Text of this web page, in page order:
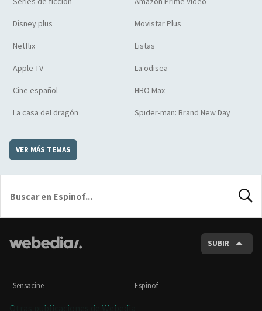
Disney plus Movistar Plus
Netflix Listas
Apple TV La odisea
Cine español HBO Max
La casa del dragón Spider-man: Brand New Day
VER MÁS TEMAS
SUBIR
Sensacine Espinof
Otras publicaciones de Webedia